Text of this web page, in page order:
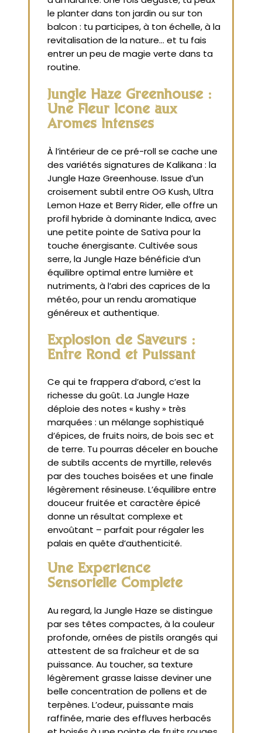
le planter dans ton jardin ou sur ton
balcon : tu participes, à ton échelle, à la
revitalisation de la nature… et tu fais
entrer un peu de magie verte dans ta
routine.
Jungle Haze Greenhouse :
Une Fleur Icône aux
Arômes Intenses
À l’intérieur de ce pré-roll se cache une
des variétés signatures de Kalikana : la
Jungle Haze Greenhouse. Issue d’un
croisement subtil entre OG Kush, Ultra
Lemon Haze et Berry Rider, elle offre un
profil hybride à dominante Indica, avec
une petite pointe de Sativa pour la
touche énergisante. Cultivée sous
serre, la Jungle Haze bénéficie d’un
équilibre optimal entre lumière et
nutriments, à l’abri des caprices de la
météo, pour un rendu aromatique
généreux et authentique.
Explosion de Saveurs :
Entre Rond et Puissant
Ce qui te frappera d’abord, c’est la
richesse du goût. La Jungle Haze
déploie des notes « kushy » très
marquées : un mélange sophistiqué
d’épices, de fruits noirs, de bois sec et
de terre. Tu pourras déceler en bouche
de subtils accents de myrtille, relevés
par des touches boisées et une finale
légèrement résineuse. L’équilibre entre
douceur fruitée et caractère épicé
donne un résultat complexe et
envoûtant – parfait pour régaler les
palais en quête d’authenticité.
Une Expérience
Sensorielle Complète
Au regard, la Jungle Haze se distingue
par ses têtes compactes, à la couleur
profonde, ornées de pistils orangés qui
attestent de sa fraîcheur et de sa
puissance. Au toucher, sa texture
légèrement grasse laisse deviner une
belle concentration de pollens et de
terpènes. L’odeur, puissante mais
raffinée, marie des effluves herbacés